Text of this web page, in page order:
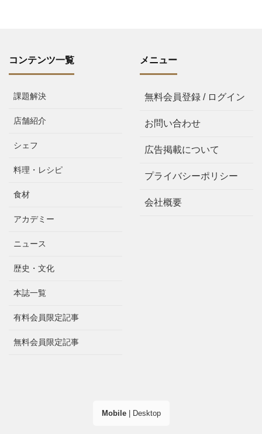
コンテンツ一覧
課題解決
店舗紹介
シェフ
料理・レシピ
食材
アカデミー
ニュース
歴史・文化
本誌一覧
有料会員限定記事
無料会員限定記事
メニュー
無料会員登録 / ログイン
お問い合わせ
広告掲載について
プライバシーポリシー
会社概要
Mobile| Desktop